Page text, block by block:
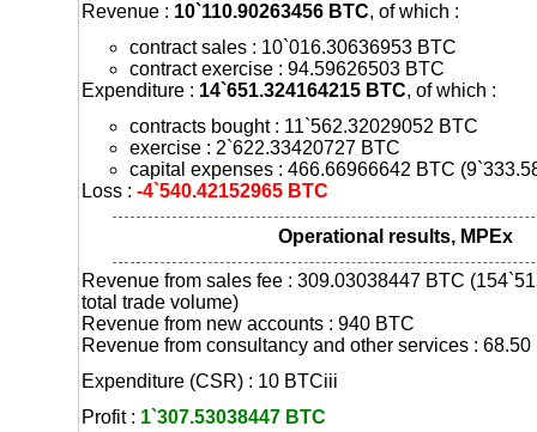
Revenue : 10`110.90263456 BTC, of which :
contract sales : 10`016.30636953 BTC
contract exercise : 94.59626503 BTC
Expenditure : 14`651.324164215 BTC, of which :
contracts bought : 11`562.32029052 BTC
exercise : 2`622.33420727 BTC
capital expenses : 466.66966642 BTC
Loss : -4`540.42152965 BTC
Operational results, MPEx
Revenue from sales fee : 309.03038447 BTC
total trade volume)
Revenue from new accounts : 940 BTC
Revenue from consultancy and other services : 68.50
Expenditure (CSR) : 10 BTCiii
Profit : 1`307.53038447 BTC